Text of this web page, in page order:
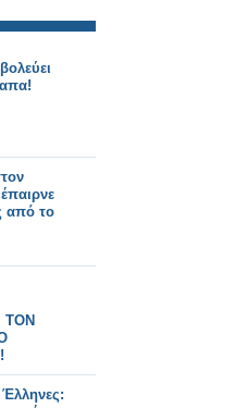
από το
ΤΟΝ
Έλληνες: